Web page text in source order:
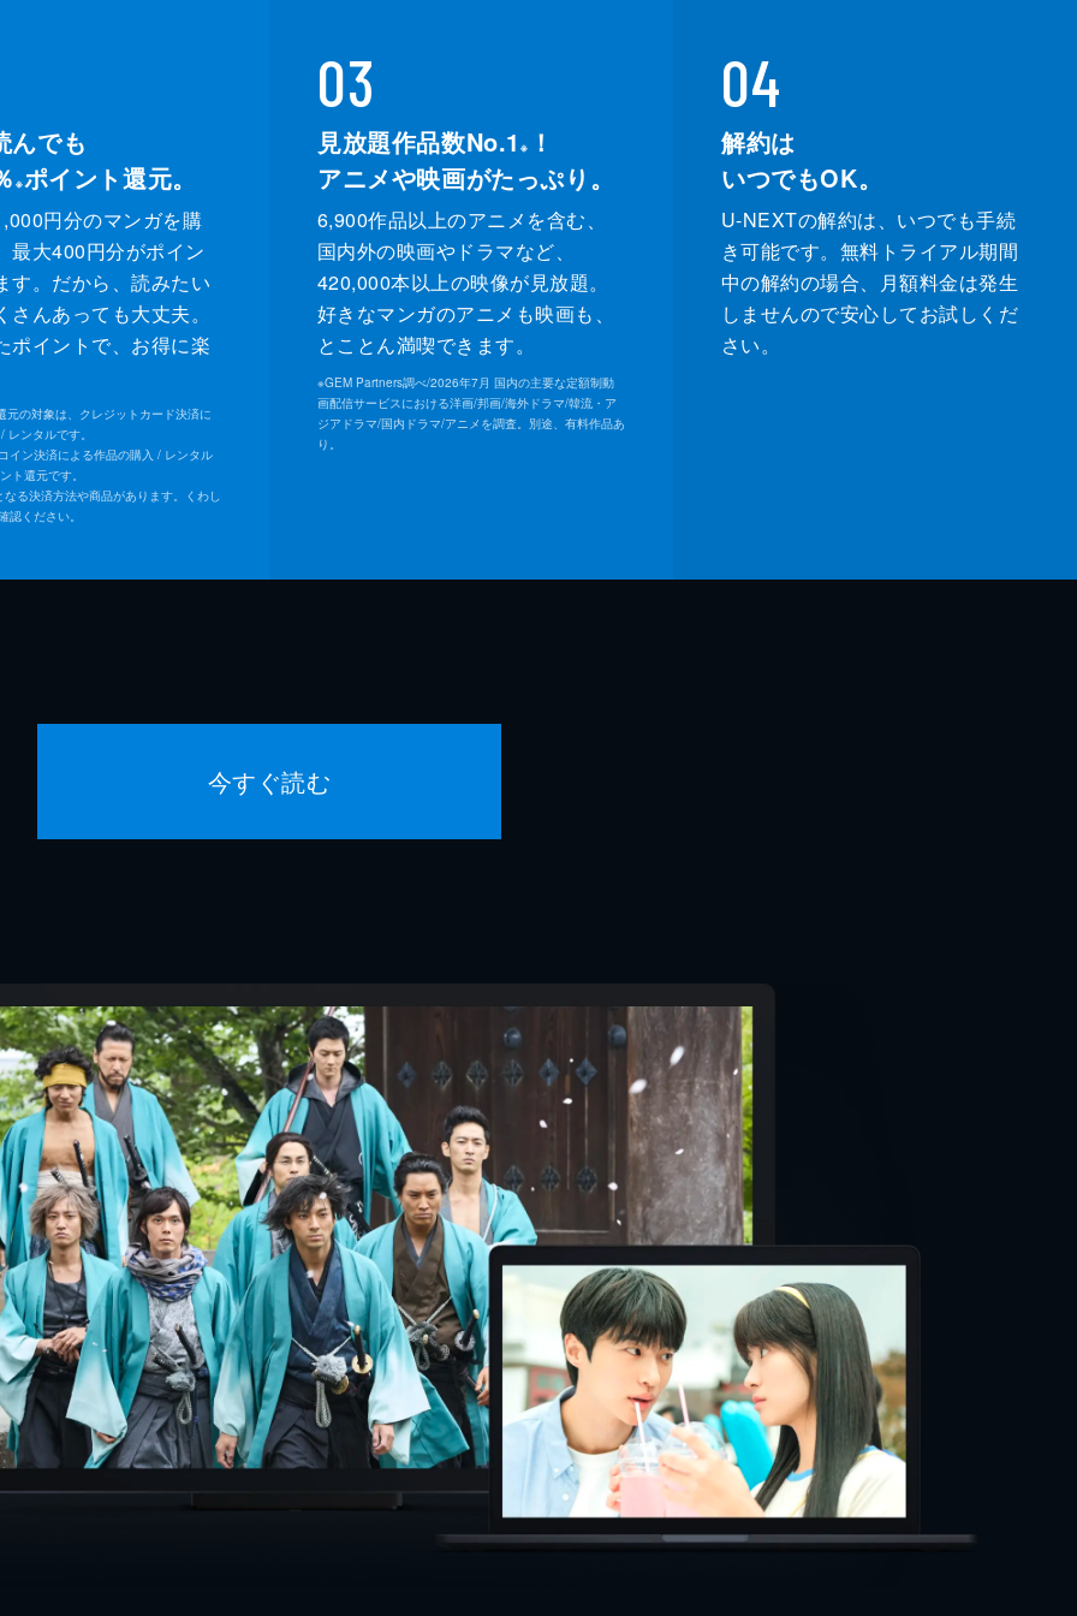
んでも
※ポイント還元。
円分のマンガを購
最大400円分がポイン
す。だから、読みたい
さんあっても大丈夫。
ポイントで、お得に楽
元の対象は、クレジットカード決済に
ンタルです。
イン決済による作品の購入 / レンタル
ト還元です。
なる決済方法や商品があります。くわし
認ください。
03
見放題作品数No.1 ※
！
アニメや映画がたっぷり。
6,900作品以上のアニメを含む、
国内外の映画やドラマなど、
420,000本以上の映像が見放題。
好きなマンガのアニメも映画も、
とことん満喫できます。
※GEM Partners調べ/2026年7⽉ 国内の主要な定額制動
画配信サービスにおける洋画/邦画/海外ドラマ/韓流・ア
ジアドラマ/国内ドラマ/アニメを調査。別途、有料作品あ
り。
04
解約は
いつでもOK。
U-NEXTの解約は、いつでも手続
き可能です。無料トライアル期間
中の解約の場合、月額料金は発生
しませんので安心してお試しくだ
さい。
今すぐ読む